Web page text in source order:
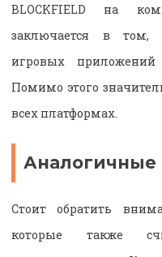
BLOCKFIELD на
заключается в том,
игровых
Помимо этого
всех платформах.
Аналогичные
Стоит обратить
которые также